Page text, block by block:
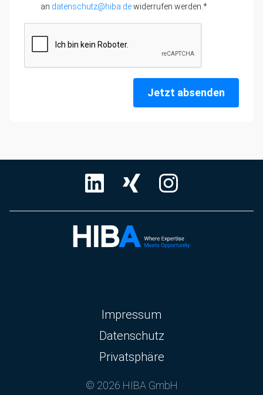
an datenschutz@hiba.dewiderrufen werden.*
Jetzt absenden
Navigation
überspringen
Impressum
Datenschutz
Privatsphäre
© 2026 HIBA GmbH